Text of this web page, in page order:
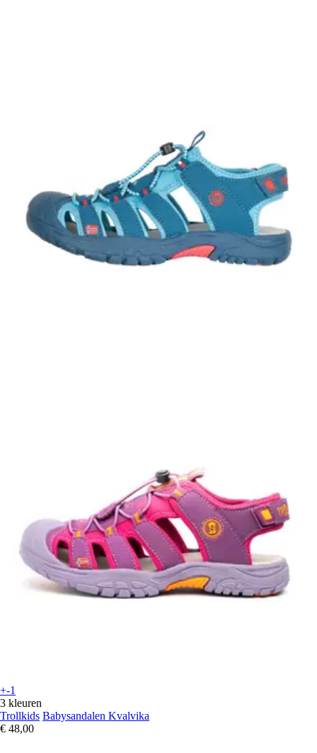
+-1
3 kleuren
Trollkids Babysandalen Kvalvika
€ 48,00